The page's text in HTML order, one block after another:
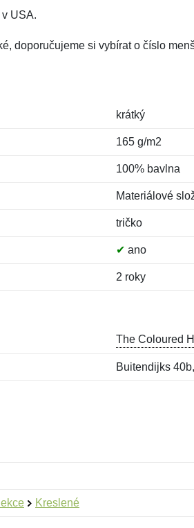
USA.
doporučujeme si vybírat o číslo
krátký
165 g/m2
100% bavlna
Materiálové
tričko
✔ ano
2 roky
The Coloured
Buitendijks
Kreslené